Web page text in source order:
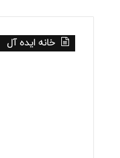
خانه ایده آل